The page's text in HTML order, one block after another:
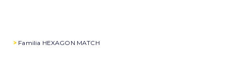
> Familia HEXAGON MATCH